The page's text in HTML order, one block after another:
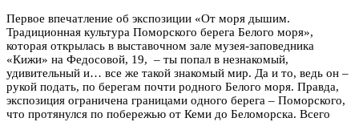
Первое впечатление об экспозиции «От моря дышим.
Традиционная культура Поморского берега Белого моря»,
которая открылась в выставочном зале музея-заповедника
«Кижи» на Федосовой, 19, – ты попал в незнакомый,
удивительный и… все же такой знакомый мир. Да и то, ведь он –
рукой подать, по берегам почти родного Белого моря. Правда,
экспозиция ограничена границами одного берега – Поморского,
что протянулся по побережью от Кеми до Беломорска. Всего